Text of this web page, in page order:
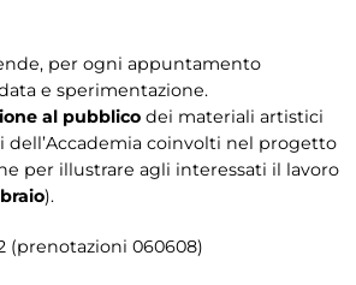
per ogni appuntamento
e sperimentazione.
al pubblico dei materiali artistici
coinvolti nel progetto
per illustrare agli interessati il lavoro
).
(prenotazioni 060608)